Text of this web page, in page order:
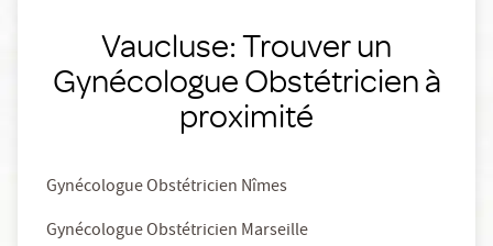
Vaucluse: Trouver un
Gynécologue Obstétricien à
proximité
Gynécologue Obstétricien Nîmes
Gynécologue Obstétricien Marseille